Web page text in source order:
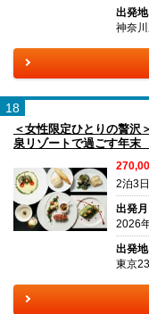
出発地
神奈
18
＜女性限定ひとりの贅
泉リゾートで過ごす年末
2泊3日
出発月
2026
出発地
東京